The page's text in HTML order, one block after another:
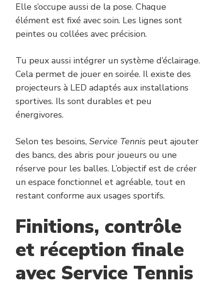
Elle s’occupe aussi de la pose. Chaque
élément est fixé avec soin. Les lignes sont
peintes ou collées avec précision.
Tu peux aussi intégrer un système d’éclairage.
Cela permet de jouer en soirée. Il existe des
projecteurs à LED adaptés aux installations
sportives. Ils sont durables et peu
énergivores.
Selon tes besoins, Service Tennis peut ajouter
des bancs, des abris pour joueurs ou une
réserve pour les balles. L’objectif est de créer
un espace fonctionnel et agréable, tout en
restant conforme aux usages sportifs.
Finitions, contrôle
et réception finale
avec Service Tennis